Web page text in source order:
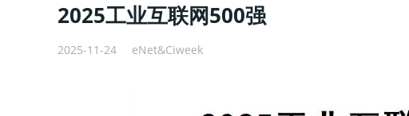
2025工业互联网500强
2025-11-24 eNet&Ciweek